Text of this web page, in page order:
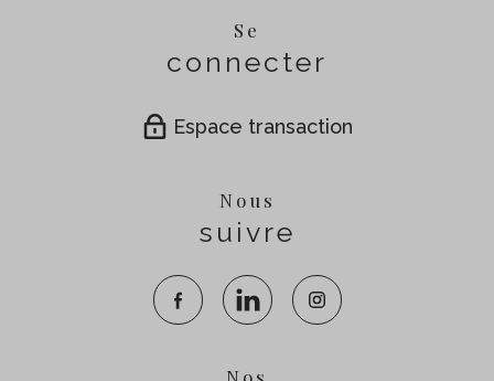
Se
connecter
Espace transaction
Nous
suivre